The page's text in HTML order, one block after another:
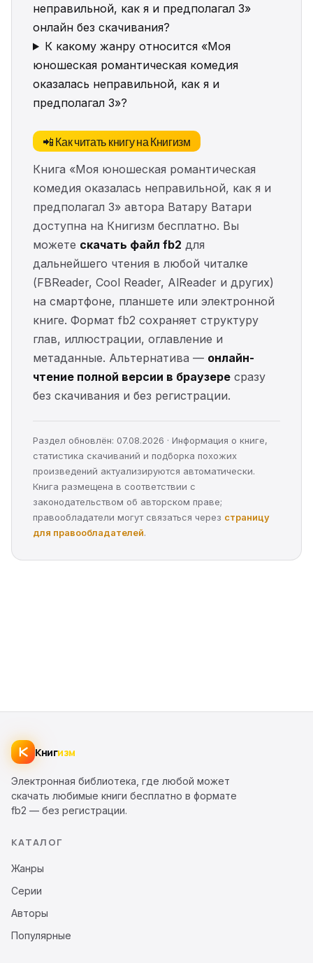
неправильной, как я и предполагал 3»
онлайн без скачивания?
К какому жанру относится «Моя
юношеская романтическая комедия
оказалась неправильной, как я и
предполагал 3»?
📲 Как читать книгу на Книгизм
Книга «Моя юношеская романтическая
комедия оказалась неправильной, как я и
предполагал 3» автора Ватару Ватари
доступна на Книгизм бесплатно. Вы
можете скачать файл fb2 для
дальнейшего чтения в любой читалке
(FBReader, Cool Reader, AlReader и других)
на смартфоне, планшете или электронной
книге. Формат fb2 сохраняет структуру
глав, иллюстрации, оглавление и
метаданные. Альтернатива — онлайн-
чтение полной версии в браузере сразу
без скачивания и без регистрации.
Раздел обновлён: 07.08.2026 · Информация о книге,
статистика скачиваний и подборка похожих
произведений актуализируются автоматически.
Книга размещена в соответствии с
законодательством об авторском праве;
правообладатели могут связаться через страницу
для правообладателей.
Книгизм
Электронная библиотека, где любой может
скачать любимые книги бесплатно в формате
fb2 — без регистрации.
КАТАЛОГ
Жанры
Серии
Авторы
Популярные